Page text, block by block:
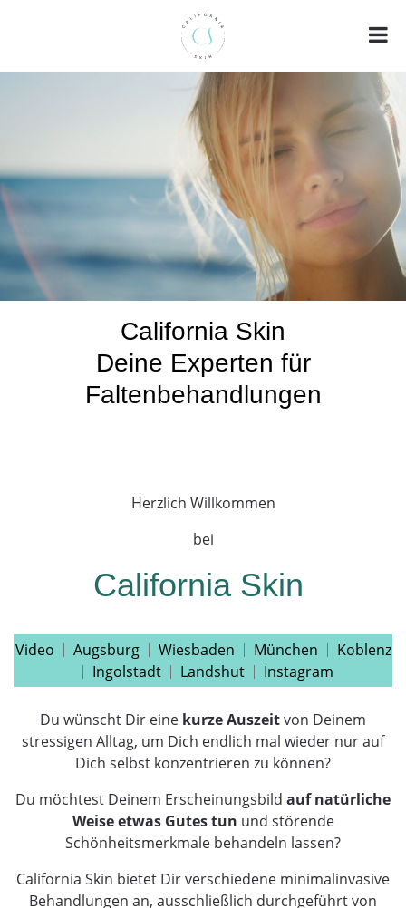
California Skin
Deine Experten für
Faltenbehandlungen
Herzlich Willkommen
bei
California Skin
Video Augsburg Wiesbaden München
Koblenz
Ingolstadt
Landshut Instagram
Du wünscht Dir eine kurze Auszeitvon Deinem
stressigen Alltag, um Dich endlich mal wieder nur auf
Dich selbst konzentrieren zu können?
Du möchtest Deinem Erscheinungsbild auf natürliche
Weise etwas Gutes tun und störende
Schönheitsmerkmale behandeln lassen?
California Skin bietet Dir verschiedene minimalinvasive
Behandlungen an, ausschließlich durchgeführt von